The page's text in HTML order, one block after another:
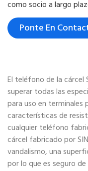
como socio a largo
Ponte En
El teléfono de la cárcel
superar todas las
para uso en terminales
características de
cualquier teléfono
cárcel fabricado por
vandalismo, una
por lo que es seguro de